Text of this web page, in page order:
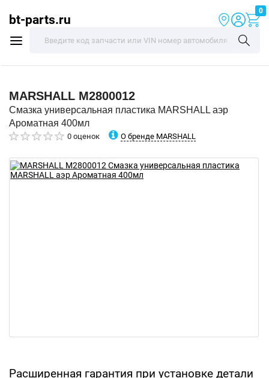
bt-parts.ru
0
MARSHALL M2800012
Смазка универсальная пластика MARSHALL аэр
Ароматная 400мл
0 оценок О бренде MARSHALL
Расширенная гарантия при установке детали